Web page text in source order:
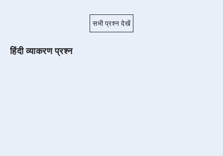
सभी प्रश्न देखें
हिंदी व्याकरण प्रश्न